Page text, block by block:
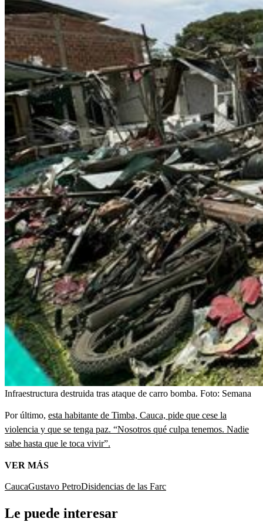
Infraestructura destruida tras ataque de carro bomba. Foto: Semana
Por último, esta habitante de Timba, Cauca, pide que cese la
violencia y que se tenga paz. “Nosotros qué culpa tenemos. Nadie
sabe hasta que le toca vivir”.
VER MÁS
CaucaGustavo PetroDisidencias de las Farc
Le puede interesar